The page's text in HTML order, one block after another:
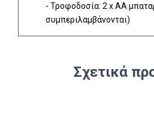
- Τροφοδοσία: 2 x AA
συμπεριλαμβάνονται)
Σχετικά